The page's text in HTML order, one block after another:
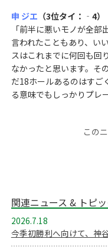
申 ジエ （3位タイ：‐4）
「前半に悪いモノが全
言われたこともあり、い
スはこれまでに何回も回
なかったと思います。そ
だ18ホールあるのはすご
る意味でもしっかりプレ
この
関連ニュース & トピ
2026.7.18
今季初勝利へ向けて、神